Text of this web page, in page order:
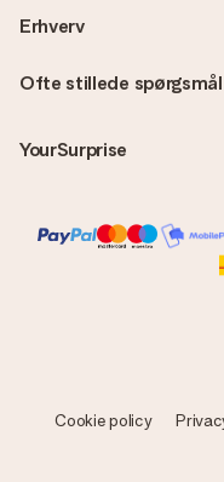
Ofte stillede spørgsmål
YourSurprise
Erhverv
Cookie policy